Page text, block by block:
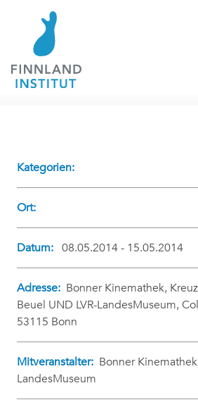
Kategorien:
Ort:
Datum: 08.05.2014 - 15.05.2014
Adresse: Bonner Kinemathek,
Beuel UND LVR-LandesMuseum,
53115 Bonn
Mitveranstalter: Bonner
LandesMuseum